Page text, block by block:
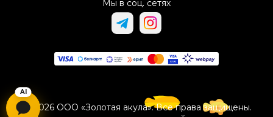
Мы в соц. сетях
© 2026 ООО «Золотая акула». Все права защищены.